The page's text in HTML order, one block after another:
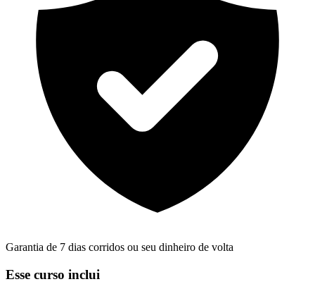
Garantia de 7 dias corridos ou seu dinheiro de volta
Esse curso inclui